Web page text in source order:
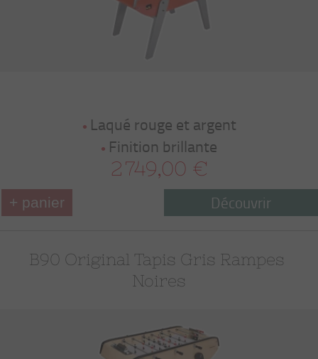
Laqué rouge et argent
Finition brillante
2 749,00 €
+ panier Découvrir
B90 Original Tapis Gris Rampes
Noires